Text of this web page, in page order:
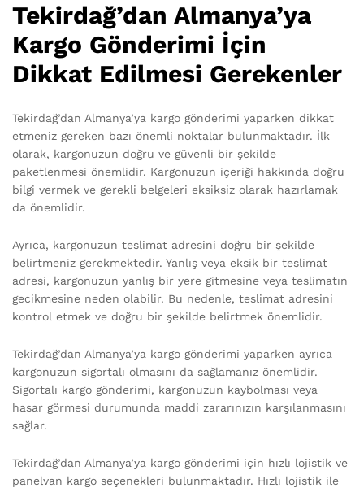
Tekirdağ’dan Almanya’ya
Kargo Gönderimi İçin
Dikkat Edilmesi Gerekenler
Tekirdağ’dan Almanya’ya kargo gönderimi yaparken dikkat
etmeniz gereken bazı önemli noktalar bulunmaktadır. İlk
olarak, kargonuzun doğru ve güvenli bir şekilde
paketlenmesi önemlidir. Kargonuzun içeriği hakkında doğru
bilgi vermek ve gerekli belgeleri eksiksiz olarak hazırlamak
da önemlidir.
Ayrıca, kargonuzun teslimat adresini doğru bir şekilde
belirtmeniz gerekmektedir. Yanlış veya eksik bir teslimat
adresi, kargonuzun yanlış bir yere gitmesine veya teslimatın
gecikmesine neden olabilir. Bu nedenle, teslimat adresini
kontrol etmek ve doğru bir şekilde belirtmek önemlidir.
Tekirdağ’dan Almanya’ya kargo gönderimi yaparken ayrıca
kargonuzun sigortalı olmasını da sağlamanız önemlidir.
Sigortalı kargo gönderimi, kargonuzun kaybolması veya
hasar görmesi durumunda maddi zararınızın karşılanmasını
sağlar.
Tekirdağ’dan Almanya’ya kargo gönderimi için hızlı lojistik ve
panelvan kargo seçenekleri bulunmaktadır. Hızlı lojistik ile